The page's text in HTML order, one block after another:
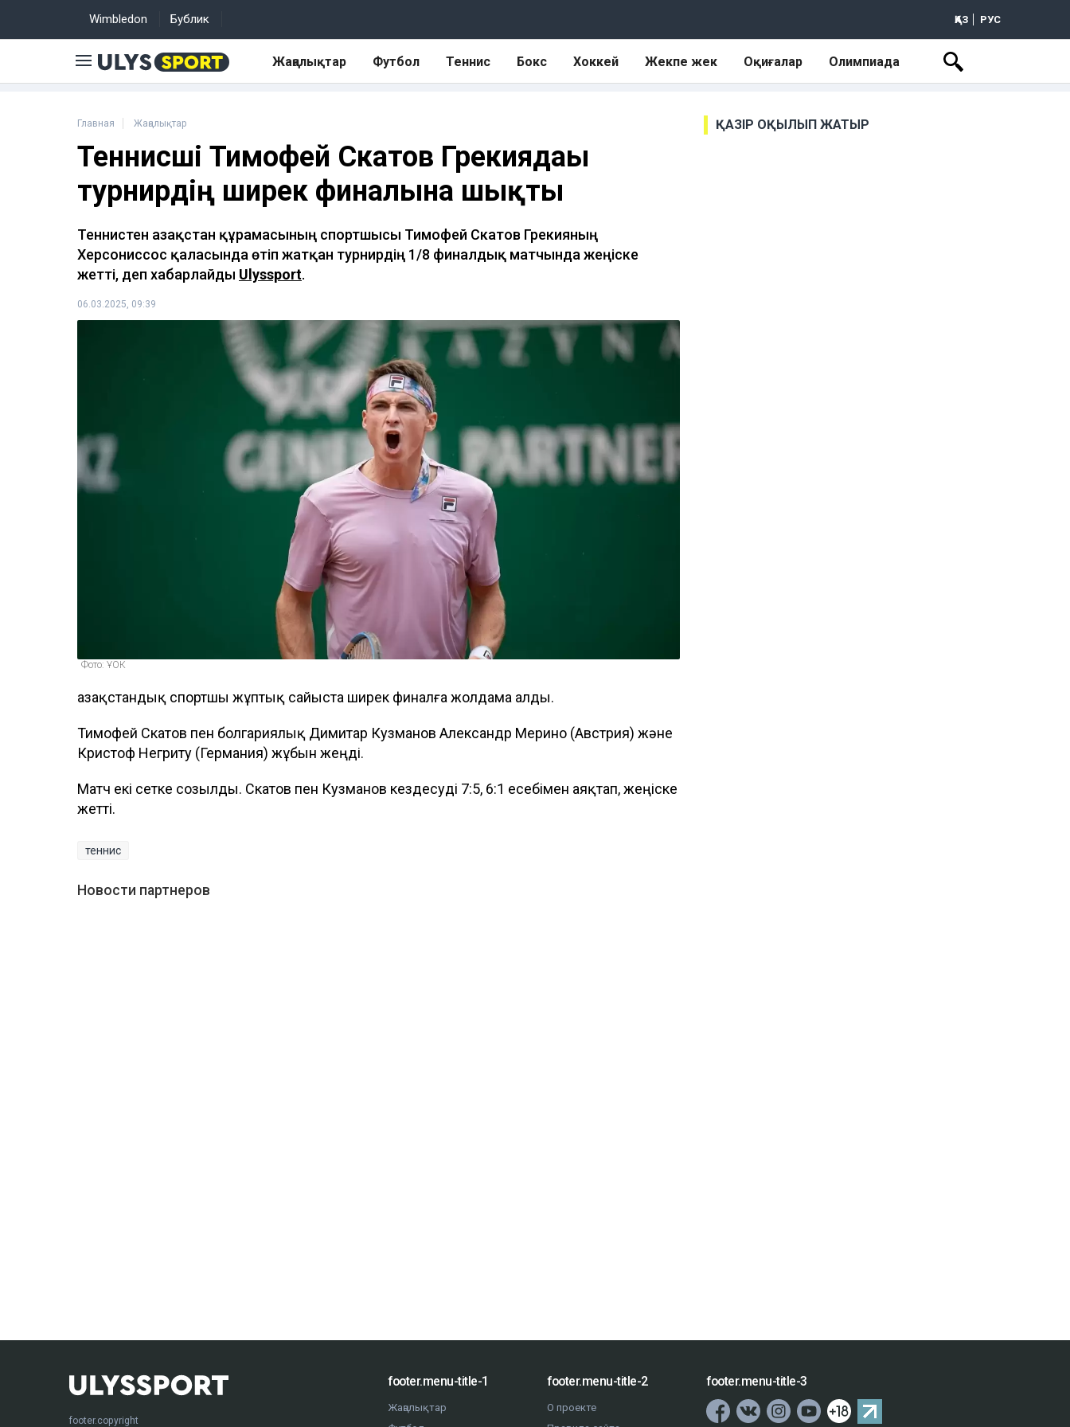
Wimbledon Бублик ҚАЗ РУС
Жаңалықтар Футбол Теннис Бокс Хоккей Жекпе жек Оқиғалар Олимпиада
Главная Жаңалықтар
Теннисші Тимофей Скатов Грекиядағы
турнирдің ширек финалына шықты
Теннистен Қазақстан құрамасының спортшысы Тимофей Скатов Грекияның
Херсониссос қаласында өтіп жатқан турнирдің 1/8 финалдық матчында жеңіске
жетті, деп хабарлайды Ulyssport.
06.03.2025, 09:39
Фото: ҰОК
Қазақстандық спортшы жұптық сайыста ширек финалға жолдама алды.
Тимофей Скатов пен болгариялық Димитар Кузманов Александр Мерино (Австрия) және
Кристоф Негриту (Германия) жұбын жеңді.
Матч екі сетке созылды. Скатов пен Кузманов кездесуді 7:5, 6:1 есебімен аяқтап, жеңіске
жетті.
теннис
Новости партнеров
ҚАЗІР ОҚЫЛЫП ЖАТЫР
footer.copyright
footer.menu-title-1
Жаңалықтар
footer.menu-title-2
О проекте
footer.menu-title-3